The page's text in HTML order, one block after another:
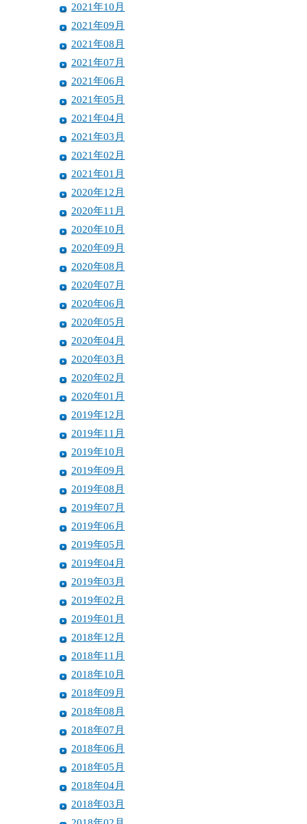
2021年10月
2021年09月
2021年08月
2021年07月
2021年06月
2021年05月
2021年04月
2021年03月
2021年02月
2021年01月
2020年12月
2020年11月
2020年10月
2020年09月
2020年08月
2020年07月
2020年06月
2020年05月
2020年04月
2020年03月
2020年02月
2020年01月
2019年12月
2019年11月
2019年10月
2019年09月
2019年08月
2019年07月
2019年06月
2019年05月
2019年04月
2019年03月
2019年02月
2019年01月
2018年12月
2018年11月
2018年10月
2018年09月
2018年08月
2018年07月
2018年06月
2018年05月
2018年04月
2018年03月